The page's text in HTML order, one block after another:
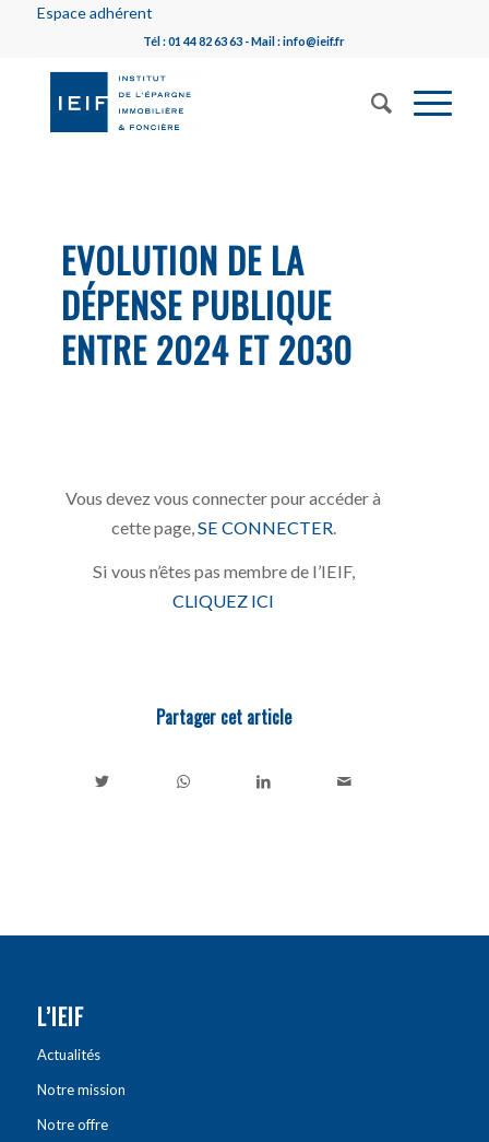
Espace adhérent
Tél : 01 44 82 63 63 - Mail : info@ieif.fr
EVOLUTION DE LA
DÉPENSE PUBLIQUE
ENTRE 2024 ET 2030
Vous devez vous connecter pour accéder à
cette page, SE CONNECTER
Si vous n’êtes pas membre de l’IEIF,
CLIQUEZ ICI
Partager cet article
L’IEIF
Actualités
Notre mission
Notre offre